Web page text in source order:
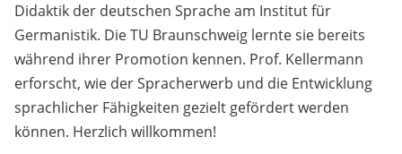
Didaktik der deutschen Sprache am Institut für
Germanistik. Die TU Braunschweig lernte sie bereits
während ihrer Promotion kennen. Prof. Kellermann
erforscht, wie der Spracherwerb und die Entwicklung
sprachlicher Fähigkeiten gezielt gefördert werden
können. Herzlich willkommen!